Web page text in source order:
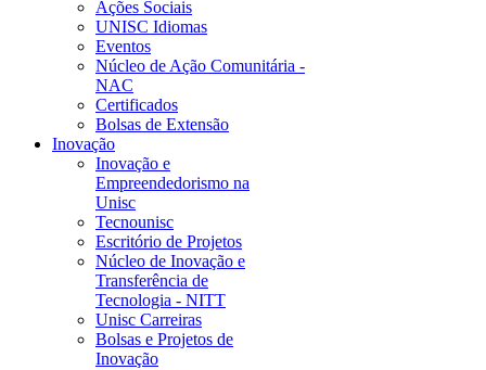
Ações Sociais
UNISC Idiomas
Eventos
Núcleo de Ação Comunitária -
NAC
Certificados
Bolsas de Extensão
Inovação
Inovação e
Empreendedorismo na
Unisc
Tecnounisc
Escritório de Projetos
Núcleo de Inovação e
Transferência de
Tecnologia - NITT
Unisc Carreiras
Bolsas e Projetos de
Inovação